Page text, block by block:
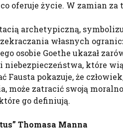
oferuje życie. W zamian za
archetypiczną,
własnych
osobie Goethe ukazał
niebezpieczeństwa, które
Fausta pokazuje, że
może zatracić swoją
go definiują.
” Thomasa Manna